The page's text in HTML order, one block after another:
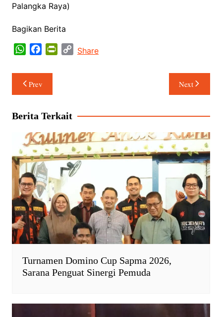
Palangka Raya)
Bagikan Berita
W
a
t
s
p
p
c
e
b
o
k
r
i
e
n
d
l
y
C
k
Share
Navigasi
pos
Prev Next
Berita Terkait
Turnamen Domino Cup Sapma 2026,
Sarana Penguat Sinergi Pemuda